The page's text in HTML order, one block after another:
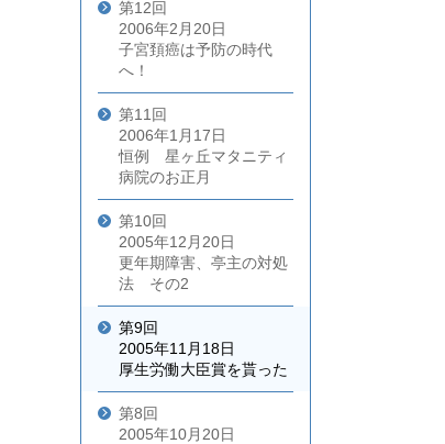
第12回
2006年2月20日
子宮頚癌は予防の時代
へ！
第11回
2006年1月17日
恒例 星ヶ丘マタニティ
病院のお正月
第10回
2005年12月20日
更年期障害、亭主の対処
法 その2
第9回
2005年11月18日
厚生労働大臣賞を貰った
第8回
2005年10月20日